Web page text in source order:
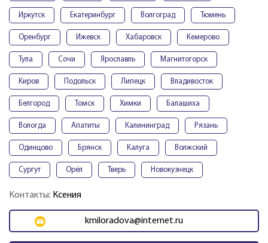
Иркутск Екатеринбург Волгоград Тюмень
Оренбург Ижевск Хабаровск Кемерово
Тула Сочи Ярославль Магнитогорск
Киров Подольск Липецк Владивосток
Белгород Томск Химки Балашиха
Вологда Апатиты Калининград Рязань
Одинцово Брянск Калуга Волжский
Сургут Орёл Тверь Новокузнецк
Контакты: Ксения
kmiloradova@internet.ru